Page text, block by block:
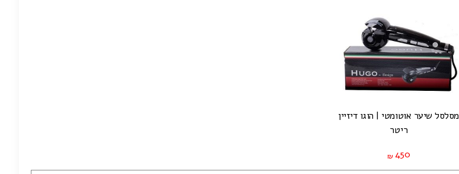
מסלסל שיער אוטומטי | הוגו דיזיין
ריטר
₪ 450